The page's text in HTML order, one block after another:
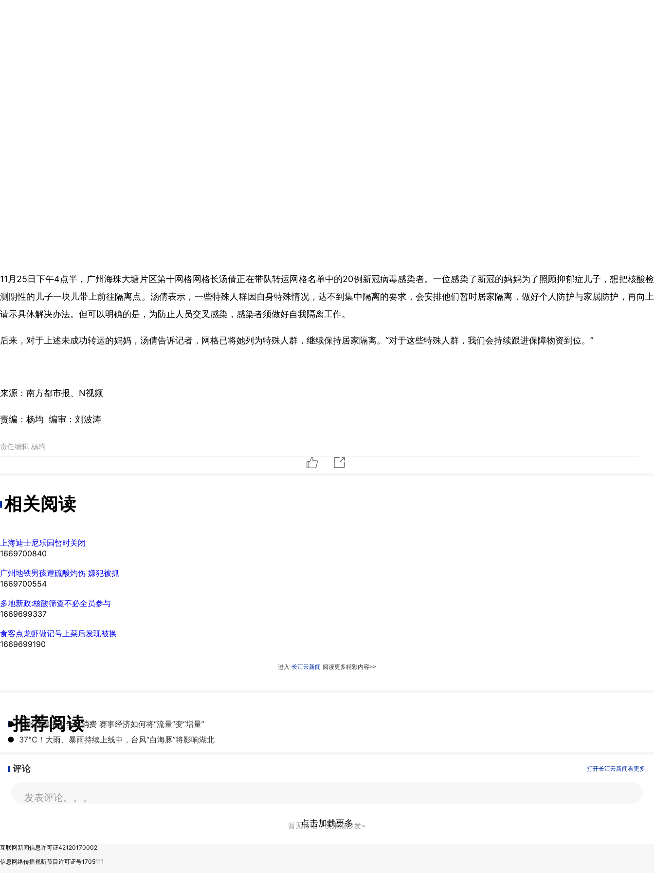
11月25日下午4点半，广州海珠大塘片区第十网格网格长汤倩正在带队转运网格名单中的20例新冠病毒感染者。一位感染了新冠的妈妈为了照顾抑郁症儿子，想把核酸检
测阴性的儿子一块儿带上前往隔离点。汤倩表示，一些特殊人群因自身特殊情况，达不到集中隔离的要求，会安排他们暂时居家隔离，做好个人防护与家属防护，再向上
请示具体解决办法。但可以明确的是，为防止人员交叉感染，感染者须做好自我隔离工作。
后来，对于上述未成功转运的妈妈，汤倩告诉记者，网格已将她列为特殊人群，继续保持居家隔离。“对于这些特殊人群，我们会持续跟进保障物资到位。”
来源：南方都市报、N视频
责编：杨均 编审：刘波涛
责任编辑 杨均
相关阅读
上海迪士尼乐园暂时关闭
1669700840
广州地铁男孩遭硫酸灼伤 嫌犯被抓
1669700554
多地新政:核酸筛查不必全员参与
1669699337
食客点龙虾做记号上菜后发现被换
1669699190
进入 长江云新闻 阅读更多精彩内容>>
推荐阅读
● 一张球票撬动全城消费 赛事经济如何将“流量”变“增量”
● ​37℃！大雨、暴雨持续上线中，台风“白海豚”将影响湖北
评论 打开长江云新闻看更多
发表评论。。。
暂无评论，快来抢沙发~
点击加载更多
互联网新闻信息许可证42120170002
信息网络传播视听节目许可证号1705111